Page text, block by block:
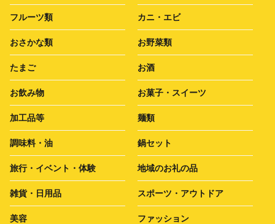
フルーツ類 カニ・エビ
おさかな類 お野菜類
たまご お酒
お飲み物 お菓子・スイーツ
加工品等 麺類
調味料・油 鍋セット
旅行・イベント・体験 地域のお礼の品
雑貨・日用品 スポーツ・アウトドア
美容 ファッション